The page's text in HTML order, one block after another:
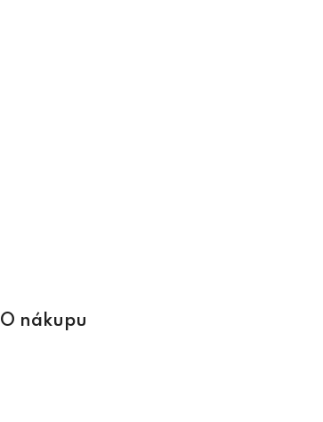
O nákupu